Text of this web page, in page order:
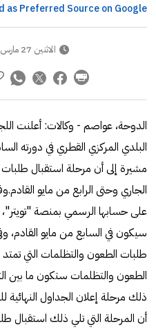
as Preferred Source on Google
الاثنين 27 مارس 2023
الدوحة، عواصم - وكالات: أعلنت
البلدي المركزي القطري في دورته
الجاري وحتى الرابع من مايو
على حسابها الرسمي بمنصة "تويتر"،
سيكون في السابع من مايو القادم،
الطعون والتظلمات ستكون ما بين
أن المرحلة التي تلي ذلك استقبال